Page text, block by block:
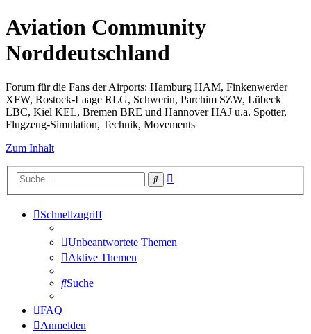
Aviation Community
Norddeutschland
Forum für die Fans der Airports: Hamburg HAM, Finkenwerder
XFW, Rostock-Laage RLG, Schwerin, Parchim SZW, Lübeck
LBC, Kiel KEL, Bremen BRE und Hannover HAJ u.a. Spotter,
Flugzeug-Simulation, Technik, Movements
Zum Inhalt
Suche
Schnellzugriff
Unbeantwortete Themen
Aktive Themen
Suche
FAQ
Anmelden